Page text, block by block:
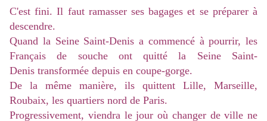
C'est fini. Il faut ramasser ses bagages et se préparer à
descendre.
Quand la Seine Saint-Denis a commencé à pourrir, les
Français de souche ont quitté la Seine Saint-
Denis transformée depuis en coupe-gorge.
De la même manière, ils quittent Lille, Marseille,
Roubaix, les quartiers nord de Paris.
Progressivement, viendra le jour où changer de ville ne